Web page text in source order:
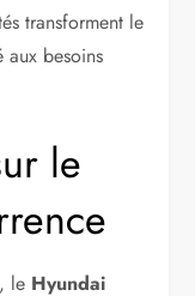
transforment le
aux besoins
le
le Hyundai